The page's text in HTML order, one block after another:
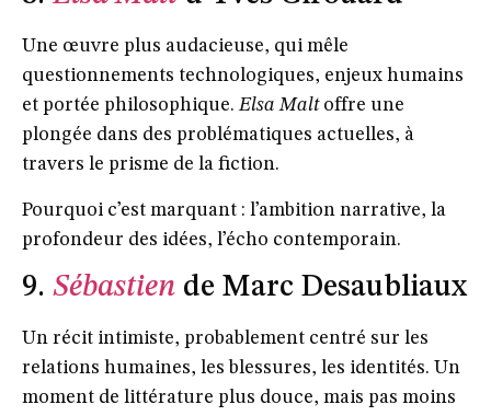
Une œuvre plus audacieuse, qui mêle
questionnements technologiques, enjeux humains
et portée philosophique.Elsa Maltoffre une
plongée dans des problématiques actuelles, à
travers le prisme de la fiction.
Pourquoi c’est marquant : l’ambition narrative, la
profondeur des idées, l’écho contemporain.
9. Sébastien de Marc Desaubliaux
Un récit intimiste, probablement centré sur les
relations humaines, les blessures, les identités. Un
moment de littérature plus douce, mais pas moins